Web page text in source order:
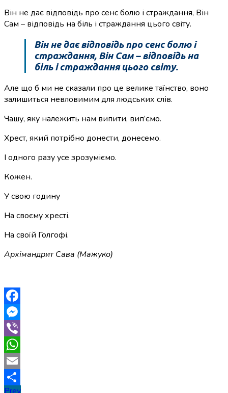
Він не дає відповідь про сенс болю і страждання, Він
Сам – відповідь на біль і страждання цього світу.
Він не дає відповідь про сенс болю і
страждання, Він Сам – відповідь на
біль і страждання цього світу.
Але що б ми не сказали про це велике таїнство, воно
залишиться невловимим для людських слів.
Чашу, яку належить нам випити, вип’ємо.
Хрест, який потрібно донести, донесемо.
І одного разу усе зрозуміємо.
Кожен.
У свою годину
На своєму хресті.
На своїй Голгофі.
Архімандрит Сава (Мажуко)
Facebook
Messenger
Viber
WhatsApp
Email